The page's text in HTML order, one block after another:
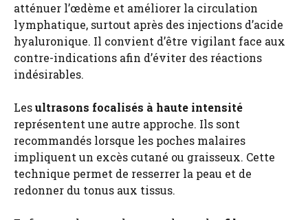
atténuer l’œdème et améliorer la circulation
lymphatique, surtout après des injections d’acide
hyaluronique. Il convient d’être vigilant face aux
contre-indications afin d’éviter des réactions
indésirables.
Lesultrasons focalisés à haute intensité
représentent une autre approche. Ils sont
recommandés lorsque les poches malaires
impliquent un excès cutané ou graisseux. Cette
technique permet de resserrer la peau et de
redonner du tonus aux tissus.